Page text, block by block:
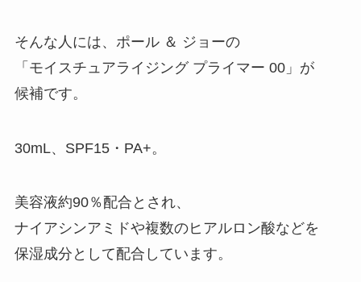
そんな人には、ポール ＆ ジョーの
「モイスチュアライジング プライマー 00」が
候補です。
30mL、SPF15・PA+。
美容液約90％配合とされ、
ナイアシンアミドや複数のヒアルロン酸などを
保湿成分として配合しています。